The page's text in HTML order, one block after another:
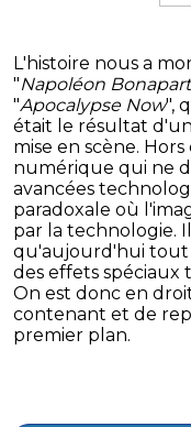
L'histoire nous a
"Napoléon
"Apocalypse Now",
était le résultat
mise en scène.
numérique qui ne
avancées
paradoxale où
par la technologie.
qu'aujourd'hui tout
des effets spéciaux
On est donc en
contenant et de
premier plan.